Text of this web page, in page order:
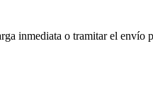
inmediata o tramitar el envío